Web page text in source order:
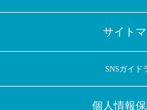
サイト
SNSガイド
個人情報